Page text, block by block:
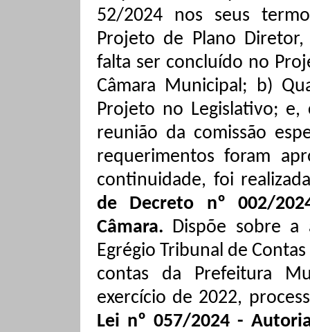
52/2024 nos seus
Projeto de Plano
falta ser concluído no
Câmara Municipal; b)
Projeto no Legislativo; e,
reunião da comissão
requerimentos foram
continuidade, foi
de Decreto nº 002/
Câmara. Dispõe sobre a
Egrégio Tribunal de
contas da Prefeitura
exercício de 2022,
Lei nº 057/2024 -